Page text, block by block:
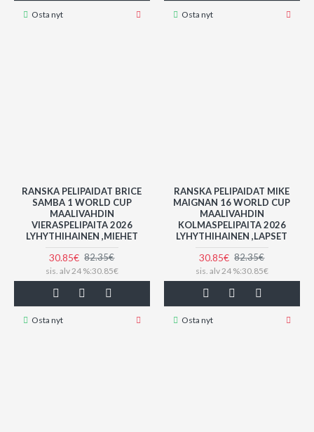
Osta nyt Osta nyt
RANSKA PELIPAIDAT BRICE
SAMBA 1 WORLD CUP
MAALIVAHDIN
VIERASPELIPAITA 2026
LYHYTHIHAINEN ,MIEHET
30.85€ 82.35€
sis. alv 24 %:30.85€
Osta nyt
RANSKA PELIPAIDAT MIKE
MAIGNAN 16 WORLD CUP
MAALIVAHDIN
KOLMASPELIPAITA 2026
LYHYTHIHAINEN ,LAPSET
30.85€ 82.35€
sis. alv 24 %:30.85€
Osta nyt